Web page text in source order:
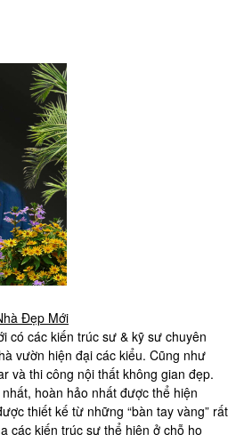
Đẹp Mới
có các kiến trúc sư & kỹ sư chuyên
vườn hiện đại các kiểu. Cũng như
và thi công nội thất không gian đẹp.
hoàn hảo nhất được thể hiện
thiết kế từ những “bàn tay vàng” rất
các kiến trúc sư thể hiện ở chỗ họ